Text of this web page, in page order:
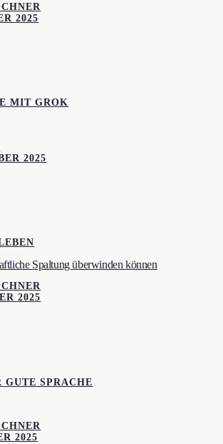
2025
MIT GROK
2025
Spaltung überwinden können
2025
GUTE SPRACHE
2025